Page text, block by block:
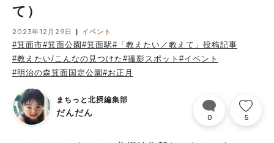
て）
2023年12月29日 イベント
#箕面市#箕面公園 #箕面駅#「教えたい／教えて」投稿記事
#教えたい/こんなの見つけた#撮影スポット #イベント
#明治の森箕面国定公園 #お正月
まちっと北摂編集部
だんだん 0 5